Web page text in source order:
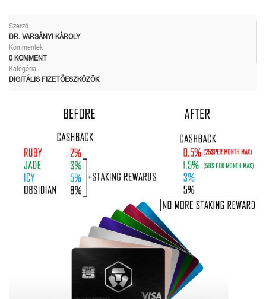
Szerző
DR. VARSÁNYI KÁROLY
Kommentek
0 KOMMENT
Kategória
DIGITÁLIS FIZETŐESZKÖZÖK